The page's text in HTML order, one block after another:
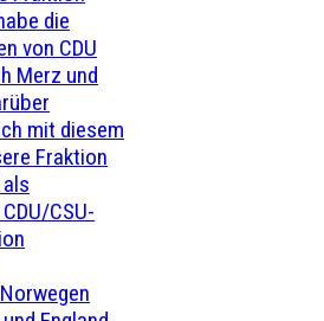
die
von CDU
Merz und
mit diesem
Fraktion
CSU-